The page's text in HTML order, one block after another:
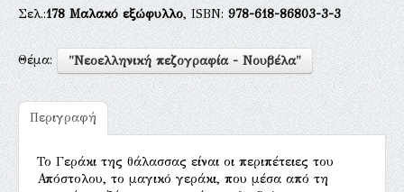
Σελ.:178 Μαλακό εξώφυλλο, ISBN: 978-618-86803-3-3
Θέμα: "Νεοελληνική πεζογραφία - Νουβέλα"
Περιγραφή
Το Γεράκι της θάλασσας είναι οι περιπέτειες του
Απόστολου, το μαγικό γεράκι, που μέσα από τη